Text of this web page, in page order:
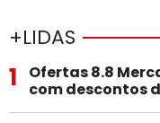
+LIDAS
1
Ofertas 8.8
com descontos